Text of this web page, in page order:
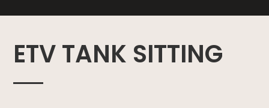
ETV TANK SITTING